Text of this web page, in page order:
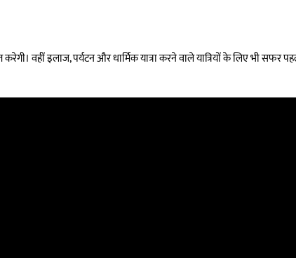
वहीं इलाज, पर्यटन और धार्मिक यात्रा करने वाले यात्रियों के लिए भी